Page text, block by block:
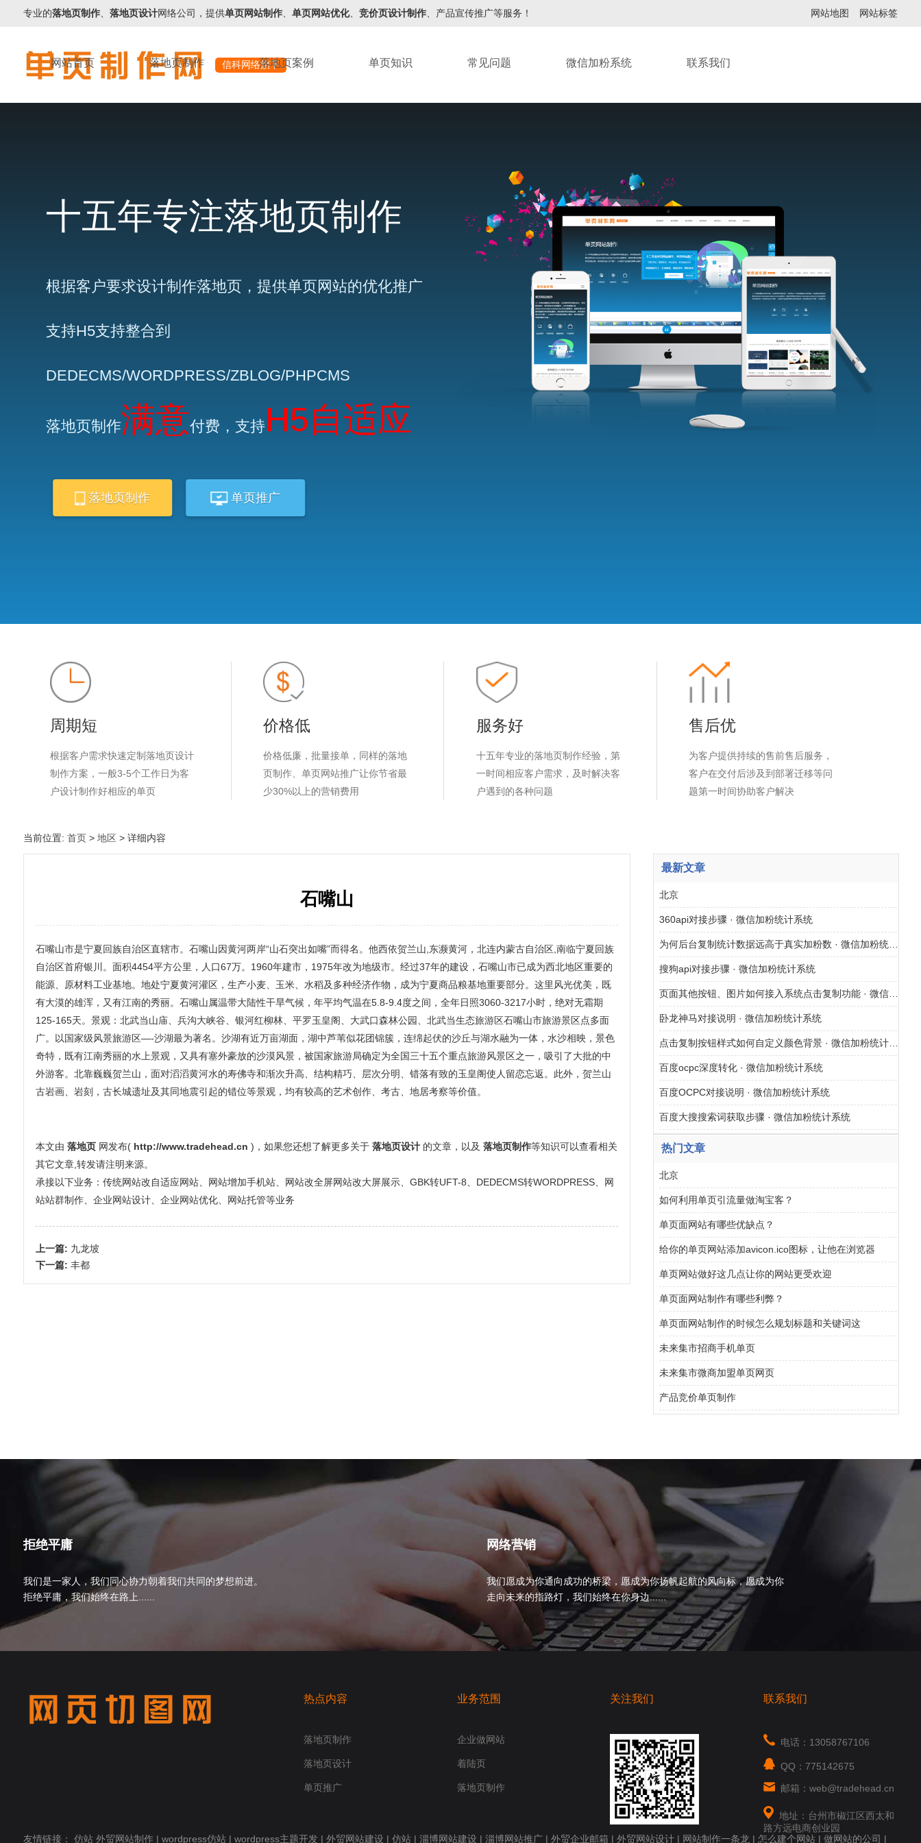
专业的落地页制作、 落地页设计网络公司，提供单页网站制作、 单页网站优化、 竞价页设计制作、产品宣传推广等服务！ 网站地图 网站标签
信科网络旗下
网站首页 落地页制作 落地页案例 单页知识 常见问题 微信加粉系统 联系我们
十五年专注落地页制作
根据客户要求设计制作落地页，提供单页网站的优化推广
支持H5支持整合到
DEDECMS/WORDPRESS/ZBLOG/PHPCMS
落地页制作满意付费，支持H5自适应
落地页制作 单页推广
周期短
根据客户需求快速定制落地页设计
制作方案，一般3-5个工作日为客
户设计制作好相应的单页
价格低
价格低廉，批量接单，同样的落地
页制作、单页网站推广让你节省最
少30%以上的营销费用
服务好
十五年专业的落地页制作经验，第
一时间相应客户需求，及时解决客
户遇到的各种问题
售后优
为客户提供持续的售前售后服务，
客户在交付后涉及到部署迁移等问
题第一时间协助客户解决
当前位置: 首页> 地区> 详细内容
石嘴山
石嘴山市是宁夏回族自治区直辖市。石嘴山因黄河两岸“山石突出如嘴”而得名。他西依贺兰山,东濒黄河，北连内蒙古自治区,南临宁夏回族
自治区首府银川。面积4454平方公里，人口67万。1960年建市，1975年改为地级市。经过37年的建设，石嘴山市已成为西北地区重要的
能源、原材料工业基地。地处宁夏黄河灌区，生产小麦、玉米、水稻及多种经济作物，成为宁夏商品粮基地重要部分。这里风光优美，既
有大漠的雄浑，又有江南的秀丽。石嘴山属温带大陆性干旱气候，年平均气温在5.8-9.4度之间，全年日照3060-3217小时，绝对无霜期
125-165天。景观：北武当山庙、兵沟大峡谷、银河红柳林、平罗玉皇阁、大武口森林公园、北武当生态旅游区石嘴山市旅游景区点多面
广。以国家级风景旅游区—-沙湖最为著名。沙湖有近万亩湖面，湖中芦苇似花团锦簇，连绵起伏的沙丘与湖水融为一体，水沙相映，景色
奇特，既有江南秀丽的水上景观，又具有塞外豪放的沙漠风景，被国家旅游局确定为全国三十五个重点旅游风景区之一，吸引了大批的中
外游客。北靠巍巍贺兰山，面对滔滔黄河水的寿佛寺和渐次升高、结构精巧、层次分明、错落有致的玉皇阁使人留恋忘返。此外，贺兰山
古岩画、岩刻，古长城遗址及其同地震引起的错位等景观，均有较高的艺术创作、考古、地居考察等价值。
本文由 落地页 网发布( http://www.tradehead.cn )，如果您还想了解更多关于落地页设计 的文章，以及落地页制作等知识可以查看相关
其它文章,转发请注明来源。
承接以下业务：传统网站改自适应网站、网站增加手机站、网站改全屏网站改大屏展示、GBK转UFT-8、DEDECMS转WORDPRESS、网
站站群制作、企业网站设计、企业网站优化、网站托管等业务
上一篇: 九龙坡
下一篇:丰都
最新文章
北京
360api对接步骤 · 微信加粉统计系统
为何后台复制统计数据远高于真实加粉数 · 微信加粉统计系统
搜狗api对接步骤 · 微信加粉统计系统
页面其他按钮、图片如何接入系统点击复制功能 · 微信加粉统计系统
卧龙神马对接说明 · 微信加粉统计系统
点击复制按钮样式如何自定义颜色背景 · 微信加粉统计系统
百度ocpc深度转化 · 微信加粉统计系统
百度OCPC对接说明 · 微信加粉统计系统
百度大搜搜索词获取步骤 · 微信加粉统计系统
热门文章
北京
如何利用单页引流量做淘宝客？
单页面网站有哪些优缺点？
给你的单页网站添加avicon.ico图标，让他在浏览器
单页网站做好这几点让你的网站更受欢迎
单页面网站制作有哪些利弊？
单页面网站制作的时候怎么规划标题和关键词这
未来集市招商手机单页
未来集市微商加盟单页网页
产品竞价单页制作
拒绝平庸
我们是一家人，我们同心协力朝着我们共同的梦想前进。
拒绝平庸，我们始终在路上......
网络营销
我们愿成为你通向成功的桥梁，愿成为你扬帆起航的风向标，愿成为你
走向未来的指路灯，我们始终在你身边......
热点内容
落地页制作
落地页设计
单页推广
业务范围
企业做网站
着陆页
落地页制作
关注我们 联系我们
电话：13058767106
QQ：775142675
邮箱：web@tradehead.cn
地址：台州市椒江区西太和
路方远电商创业园
友情链接： 仿站 外贸网站制作| wordpress仿站| wordpress主题开发| 外贸网站建设 | 仿站| 淄博网站建设 | 淄博网站推广| 外贸企业邮箱 | 外贸网站设计| 网站制作一条龙 | 怎么建个网站| 做网站的公司 |